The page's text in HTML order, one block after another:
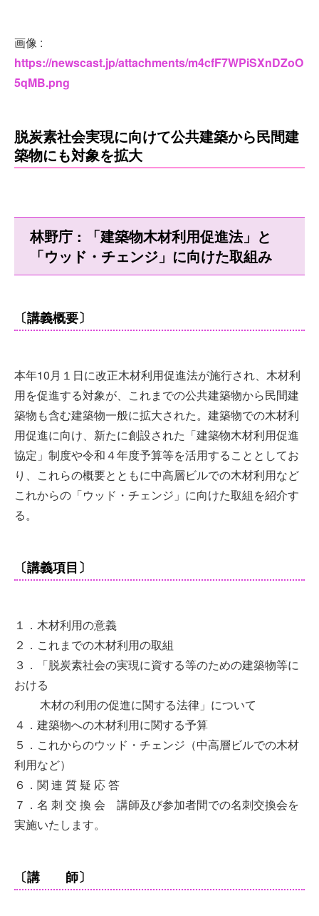
画像 :
https://newscast.jp/attachments/m4cfF7WPiSXnDZoO
5qMB.png
脱炭素社会実現に向けて公共建築から民間建
築物にも対象を拡大
林野庁 : 「建築物木材利用促進法」と
「ウッド・チェンジ」に向けた取組み
〔講義概要〕
本年10月１日に改正木材利用促進法が施行され、木材利
用を促進する対象が、これまでの公共建築物から民間建
築物も含む建築物一般に拡大された。建築物での木材利
用促進に向け、新たに創設された「建築物木材利用促進
協定」制度や令和４年度予算等を活用することとしてお
り、これらの概要とともに中高層ビルでの木材利用など
これからの「ウッド・チェンジ」に向けた取組を紹介す
る。
〔講義項目〕
１．木材利用の意義
２．これまでの木材利用の取組
３．「脱炭素社会の実現に資する等のための建築物等に
おける
木材の利用の促進に関する法律」について
４．建築物への木材利用に関する予算
５．これからのウッド・チェンジ（中高層ビルでの木材
利用など）
６．関 連 質 疑 応 答
７．名 刺 交 換 会 講師及び参加者間での名刺交換会を
実施いたします。
〔講 師〕